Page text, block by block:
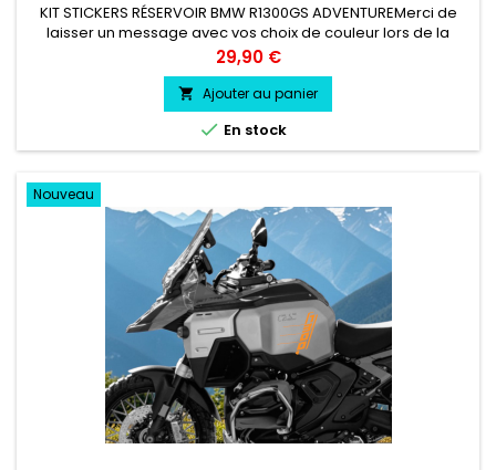
KIT STICKERS RÉSERVOIR BMW R1300GS ADVENTUREMerci de
laisser un message avec vos choix de couleur lors de la
commande COULEUR AU CHOIX vinyle professionnel très
résistant résiste a l'eau, essence, chaleur, froid.
Prix
29,90 €
 Ajouter au panier
 En stock
Nouveau